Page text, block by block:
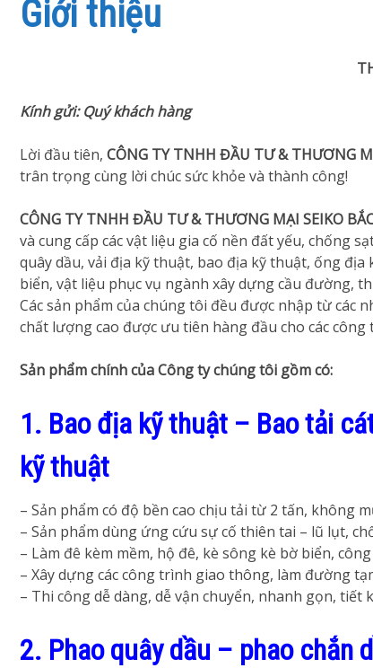
Giới thiệu
Kính gửi: Quý khách hàng
Lời đầu tiên,CÔNG TY TNHH ĐẦU TƯ & THƯƠNG
trân trọng cùng lời chúc sức khỏe và thành công!
CÔNG TY TNHH ĐẦU TƯ & THƯƠNG MẠI SEIKO
và cung cấp các vật liệu gia cố nền đất yếu, chống
quây dầu, vải địa kỹ thuật, bao địa kỹ thuật, ống
biển, vật liệu phục vụ ngành xây dựng cầu đường,
Các sản phẩm của chúng tôi đều được nhập từ các
chất lượng cao được ưu tiên hàng đầu cho các
Sản phẩm chính của Công ty chúng tôi gồm có:
1. Bao địa kỹ thuật – Bao tải
kỹ thuật
– Sản phẩm có độ bền cao chịu tải từ 2 tấn, không
– Sản phẩm dùng ứng cứu sự cố thiên tai – lũ lụt,
– Làm đê kèm mềm, hộ đê, kè sông kè bờ biển,
– Xây dựng các công trình giao thông, làm đường
– Thi công dễ dàng, dễ vận chuyển, nhanh gọn,
2. Phao quây dầu – phao chắn